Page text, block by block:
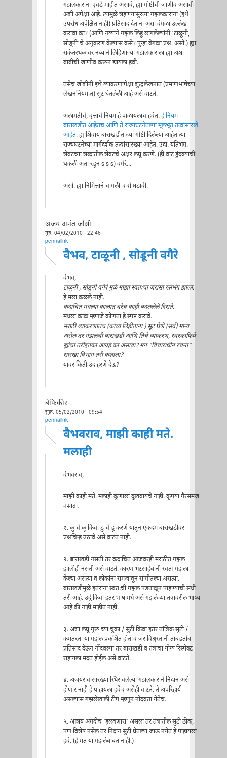
गझलकारांना एवढे माहीत असावे, ह्या गोष्टीची जाणीव असावी
अशी अपेक्षा आहे. त्यामुळे शहाण्यासुरत्या गझलकारांना (इथे
उपरोध अपेक्षित नाही) प्रतिसाद देताना असा वेगळा उल्लेख
करावा का? (आणि नव्याने गझल लिहू लागलेल्यांनी 'टाळूनी,
सोडूनी'चे अनुकरण केल्यास कसे? पुन्हा वेगळा प्रश्न. असो.) ह्या
संकेतस्थळावर नव्याने लिहिणाऱ्या गझलकाराला ह्या अशा
बाबींची जाणीव करून द्यायला हवी.
तसेच जोशींनी इथे व्याकरणापेक्षा शुद्धलेखनात (प्रमाणभाषेच्या
लेखननियमांत) सूट घेतलेली आहे असे वाटते.
अलामतीचे, वृत्ताचे नियम हे पाळायलाच हवेत.हे नियम
बाराखडीत आहेतच आणि ते राज्यघटनेतल्या मूलभूत तत्वांसारखे
आहेत.ह्याशिवाय बाराखडीत ज्या गोष्टी दिलेल्या आहेत त्या
राज्यघटनेच्या मार्गदर्शक तत्वांसारख्या आहेत. उदा. यतिभंग.
शेवटच्या शब्दातील शेवटचे अक्षर लघू करणे. (ही वाट हुंदक्याची
थकली अता रडून s s s) वगैरे...
असो. ह्या निमित्ताने चांगली चर्चा घडावी.
अजय अनंत जोशी
गुरु, 04/02/2010 - 22:46
permalink
वैभव, टाळूनी , सोडूनी वगैरे
वैभव,
टाळूनी , सोडूनी वगैरे मुळे माझा स्वतःचा जरासा रसभंग झाला.
हे मला कळले नाही.
कदाचित मधल्या काळात बरेच काही बदललेले दिसते.
मधला काळ म्हणजे कोणता हे स्पष्ट करावे.
मराठी व्याकरणातच (काव्य लिहीताना ) सूट घेणे (सर्व) मान्य
असेल तर गझलची बाराखडी आणि तिचे व्याकरण, स्वरकाफिये
ह्यांचा तरीइतका आग्रह का असावा? मग "विचाराधीन रचना"
सारखा विभाग तरी कशाला?
यावर किती उदाहरणे देऊ?
बेफिकीर
शुक्र, 05/02/2010 - 09:54
permalink
वैभवराव, माझी काही मते.
मलाही
वैभवराव,
माझी काही मते. मलाही कुणाला दुखवायचे नाही. कृपया गैरसमज
नसावा.
१. ळु चे ळू किंवा डु चे डू करणे यातून एकदम बाराखडीवर
प्रश्नचिन्ह उठावे असे वाटत नाही.
२. बाराखडी नसती तर कदाचित आजवरही मराठीत गझल
झालीही नसती असे वाटते. कारण भटसाहेबांनी स्वतः गझला
केल्या असत्या व लोकांना समजावून सांगीतल्या असत्या.
बाराखडीमुळे इतरांना स्वतःची गझल पडताळून पाहण्याची संधी
तरी आहे. उर्दू किंवा इतर भाषांमधे असे गझलेच्या तंत्रावरील भाष्य
आहे की नाही माहीत नाही.
३. अशा लघू गुरू च्या चुका / सुटी किंवा इतर तांत्रिक सुटी /
कमतरता या गझल प्रकशित होताच जर विश्वस्तांनी ताबडतोब
प्रतिसाद देऊन नोंदवल्या तर बाराखडी व तंत्राचा योग्य रिस्पेक्ट
राहायला मदत होईल असे वाटते.
४. अजयरावांसारख्या स्थिरावलेल्या गझलकाराने निदान असे
होणार नाही हे पाहायला हवेच असेही वाटते. ते अपरिहार्य
असल्यास गझलेखाली टीप म्हणून नोंदवता येतेच.
५. आशय अगदीच 'हलवणारा' असला तर तंत्रातील सुटी ठीक,
पण विशेष नसेल तर निदान सुटी घेतल्या जाऊ नयेत हे पाहायला
हवे. (हे मत या गझलेबाबत नाही.)